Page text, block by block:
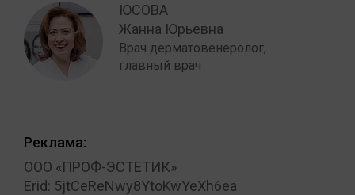
ЮСОВА
Жанна Юрьевна
Врач дерматовенеролог,
главный врач
Реклама:
ООО «ПРОФ-ЭСТЕТИК»
Erid: 5jtCeReNwy8YtoKwYeXh6ea